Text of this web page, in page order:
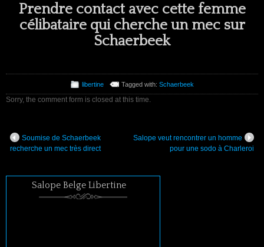
Prendre contact avec cette femme
célibataire qui cherche un mec sur
Schaerbeek
libertine Tagged with:Schaerbeek
Sorry, the comment form is closed at this time.
Soumise de Schaerbeek
recherche un mec très direct
Salope veut rencontrer un homme
pour une sodo à Charleroi
Salope Belge Libertine